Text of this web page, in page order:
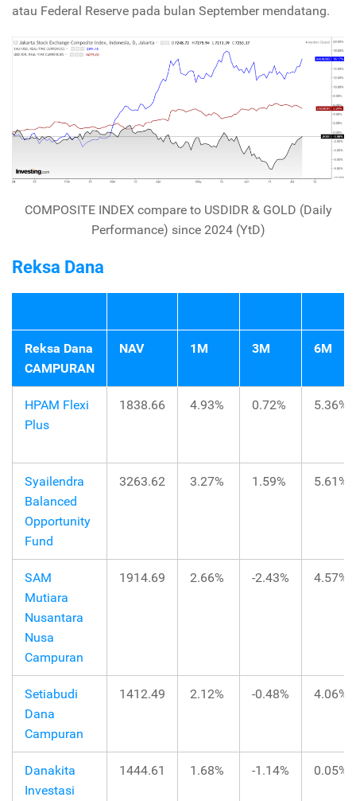
atau Federal Reserve pada bulan September mendatang.
COMPOSITE INDEX compare to USDIDR & GOLD (Daily
Performance) since 2024 (YtD)
Reksa Dana
Reksa Dana
CAMPURAN
NAV 1M 3M 6M
HPAM Flexi
Plus
1838.66 4.93% 0.72% 5.36%
Syailendra
Balanced
Opportunity
Fund
3263.62 3.27% 1.59% 5.61%
SAM
Mutiara
Nusantara
Nusa
Campuran
1914.69 2.66% -2.43% 4.57%
Setiabudi
Dana
Campuran
1412.49 2.12% -0.48% 4.06%
Danakita
Investasi
1444.61 1.68% -1.14% 0.05%